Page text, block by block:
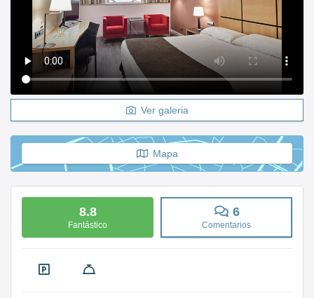
Ver galeria
Mapa
8.8
Fantástico
6
Comentarios